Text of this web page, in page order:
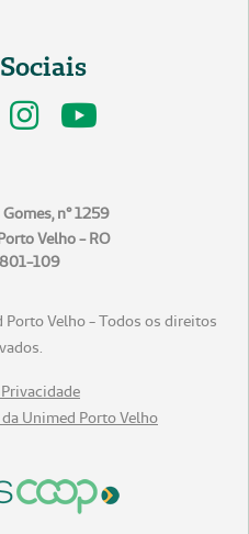
n° 1259
Velho - RO
109
Velho - Todos os direitos
Unimed Porto Velho